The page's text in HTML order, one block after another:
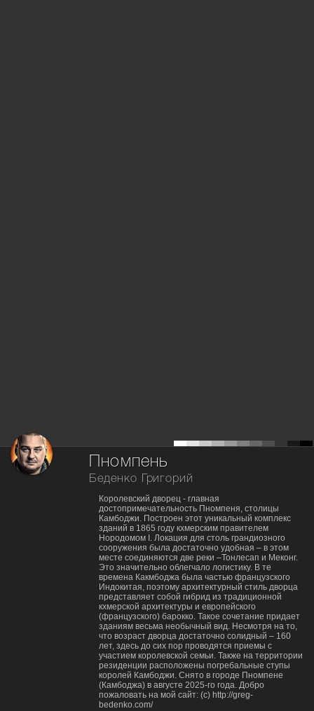
Пномпень
Беденко Григорий
Королевский дворец - главная
достопримечательность Пномпеня, столицы
Камбоджи. Построен этот уникальный комплекс
зданий в 1865 году кхмерским правителем
Нородомом I. Локация для столь грандиозного
сооружения была достаточно удобная – в этом
месте соединяются две реки –Тонлесап и Меконг.
Это значительно облегчало логистику. В те
времена Какмбоджа была частью французского
Индокитая, поэтому архитектурный стиль дворца
представляет собой гибрид из традиционной
кхмерской архитектуры и европейского
(французского) барокко. Такое сочетание придает
зданиям весьма необычный вид. Несмотря на то,
что возраст дворца достаточно солидный – 160
лет, здесь до сих пор проводятся приемы с
участием королевской семьи. Также на территории
резиденции расположены погребальные ступы
королей Камбоджи. Снято в городе Пномпене
(Камбоджа) в августе 2025-го года. Добро
пожаловать на мой сайт: (c) http://greg-
bedenko.com/